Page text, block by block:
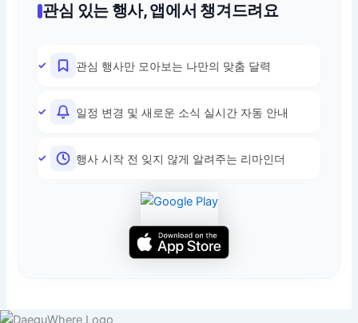
관심 있는 행사, 앱에서 챙겨드려요
관심 행사만 모아보는 나만의 맞춤 달력
일정 변경 및 새로운 소식 실시간 자동 안내
행사 시작 전 잊지 않게 알려주는 리마인더